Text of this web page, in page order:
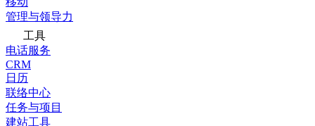
管理与领导力
工具
电话服务
CRM
日历
联络中心
任务与项目
建站工具